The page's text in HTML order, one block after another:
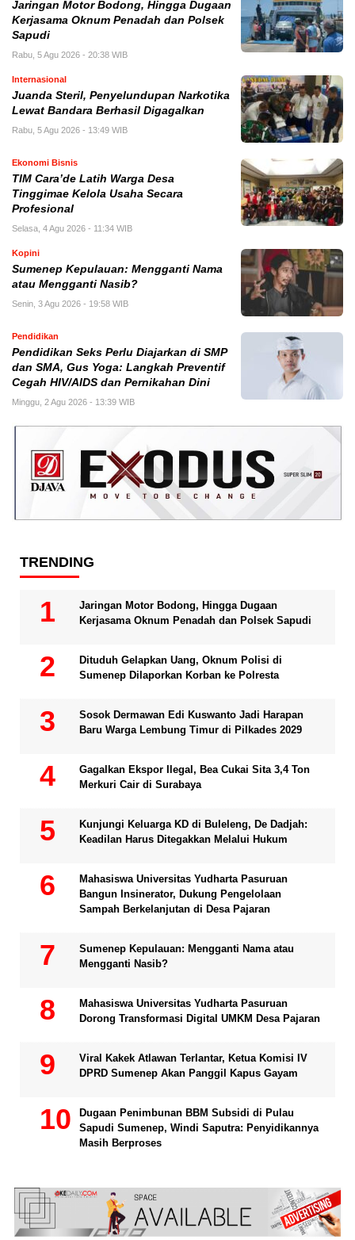
Jaringan Motor Bodong, Hingga Dugaan
Kerjasama Oknum Penadah dan Polsek
Sapudi
Rabu, 5 Agu 2026 - 20:38 WIB
Internasional
Juanda Steril, Penyelundupan Narkotika
Lewat Bandara Berhasil Digagalkan
Rabu, 5 Agu 2026 - 13:49 WIB
Ekonomi Bisnis
TIM Cara’de Latih Warga Desa
Tinggimae Kelola Usaha Secara
Profesional
Selasa, 4 Agu 2026 - 11:34 WIB
Kopini
Sumenep Kepulauan: Mengganti Nama
atau Mengganti Nasib?
Senin, 3 Agu 2026 - 19:58 WIB
Pendidikan
Pendidikan Seks Perlu Diajarkan di SMP
dan SMA, Gus Yoga: Langkah Preventif
Cegah HIV/AIDS dan Pernikahan Dini
Minggu, 2 Agu 2026 - 13:39 WIB
TRENDING
Jaringan Motor Bodong, Hingga Dugaan
Kerjasama Oknum Penadah dan Polsek Sapudi
Dituduh Gelapkan Uang, Oknum Polisi di
Sumenep Dilaporkan Korban ke Polresta
Sosok Dermawan Edi Kuswanto Jadi Harapan
Baru Warga Lembung Timur di Pilkades 2029
Gagalkan Ekspor Ilegal, Bea Cukai Sita 3,4 Ton
Merkuri Cair di Surabaya
Kunjungi Keluarga KD di Buleleng, De Dadjah:
Keadilan Harus Ditegakkan Melalui Hukum
Mahasiswa Universitas Yudharta Pasuruan
Bangun Insinerator, Dukung Pengelolaan
Sampah Berkelanjutan di Desa Pajaran
Sumenep Kepulauan: Mengganti Nama atau
Mengganti Nasib?
Mahasiswa Universitas Yudharta Pasuruan
Dorong Transformasi Digital UMKM Desa Pajaran
Viral Kakek Atlawan Terlantar, Ketua Komisi IV
DPRD Sumenep Akan Panggil Kapus Gayam
Dugaan Penimbunan BBM Subsidi di Pulau
Sapudi Sumenep, Windi Saputra: Penyidikannya
Masih Berproses